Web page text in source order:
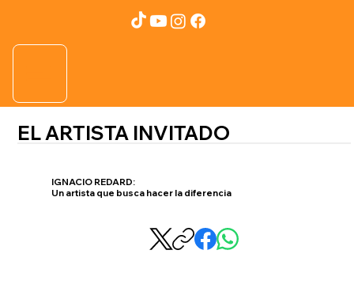
EL ARTISTA INVITADO
IGNACIO REDARD:
Un artista que busca hacer la diferencia